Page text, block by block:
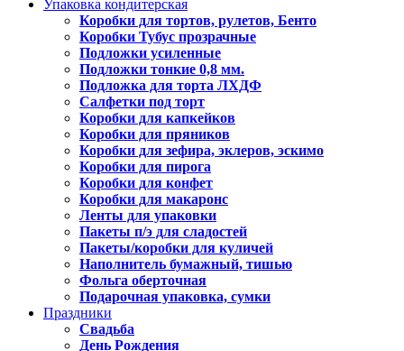
Упаковка кондитерская
Коробки для тортов, рулетов, Бенто
Коробки Тубус прозрачные
Подложки усиленные
Подложки тонкие 0,8 мм.
Подложка для торта ЛХДФ
Салфетки под торт
Коробки для капкейков
Коробки для пряников
Коробки для зефира, эклеров, эскимо
Коробки для пирога
Коробки для конфет
Коробки для макаронс
Ленты для упаковки
Пакеты п/э для сладостей
Пакеты/коробки для куличей
Наполнитель бумажный, тишью
Фольга оберточная
Подарочная упаковка, сумки
Праздники
Свадьба
День Рождения